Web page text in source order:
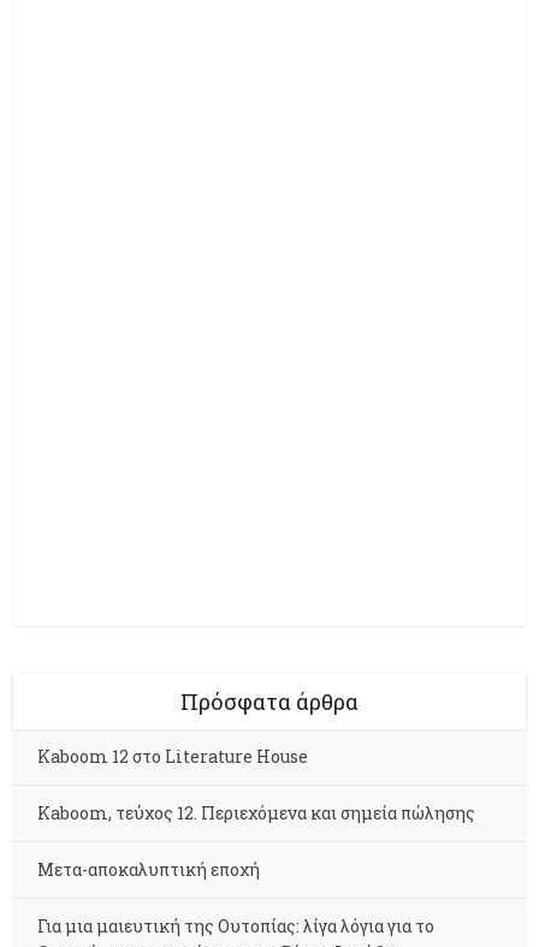
Πρόσφατα άρθρα
Kaboom 12 στο Literature House
Kaboom, τεύχος 12. Περιεχόμενα και σημεία πώλησης
Μετα-αποκαλυπτική εποχή
Για μια μαιευτική της Ουτοπίας: λίγα λόγια για το